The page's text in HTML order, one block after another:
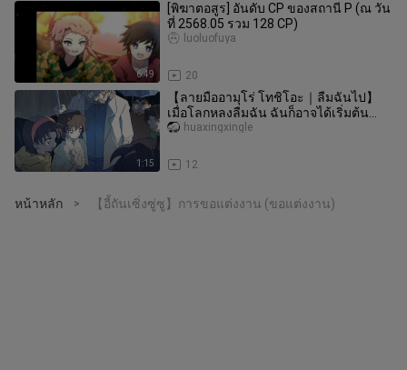
6:49
[พิฆาตอสูร] อันดับ CP ของสถานี P (ณ วัน
ที่ 2568.05 รวม 128 CP)
20
luoluofuya
1:15
【ลายมืออามุโร่ โทชิโอะ｜ลืมฉันไป】
เมื่อโลกหลงลืมฉัน ฉันก็อาจได้เริ่มต้น
ชีวิตใหม่แล้ว【การสนับสนุนจากแฟน
12
huaxingxingle
หน้าหลัก > 【อี้ถันเซิ่งซู่ซู】การขอแต่งงาน (ขอแต่งงาน)